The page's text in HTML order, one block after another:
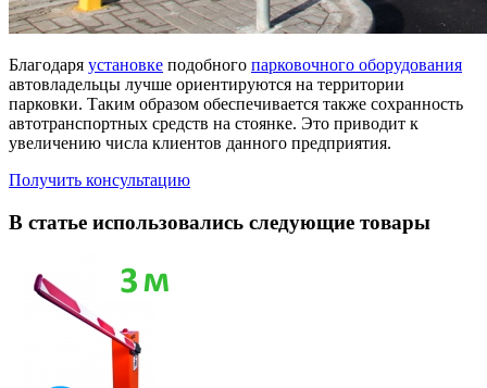
Благодаря установке подобного парковочного оборудования
автовладельцы лучше ориентируются на территории
парковки. Таким образом обеспечивается также сохранность
автотранспортных средств на стоянке. Это приводит к
увеличению числа клиентов данного предприятия.
Получить консультацию
В статье использовались следующие товары